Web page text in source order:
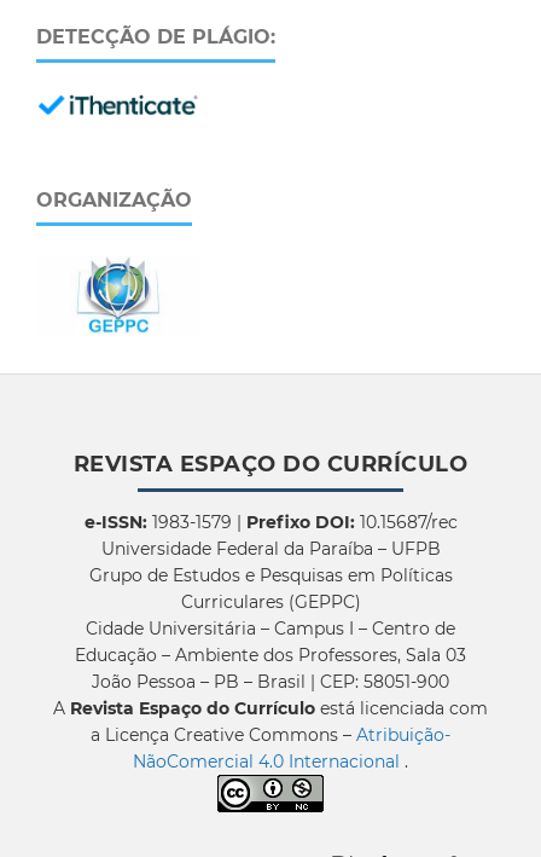
DETECÇÃO DE PLÁGIO:
ORGANIZAÇÃO
REVISTA ESPAÇO DO CURRÍCULO
e-ISSN:1983-1579 | Prefixo DOI:10.15687/rec
Universidade Federal da Paraíba – UFPB
Grupo de Estudos e Pesquisas em Políticas
Curriculares (GEPPC)
Cidade Universitária – Campus I – Centro de
Educação – Ambiente dos Professores, Sala 03
João Pessoa – PB – Brasil | CEP: 58051-900
A Revista Espaço do Currículo está licenciada com
a Licença Creative Commons – Atribuição-
NãoComercial 4.0 Internacional .